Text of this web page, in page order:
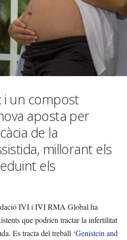
i un compost
aposta per
de la
millorant els
els
IVI i IVI RMA Global ha
que podrien tractar la infertilitat
Es tracta del treball ‘Genistein and